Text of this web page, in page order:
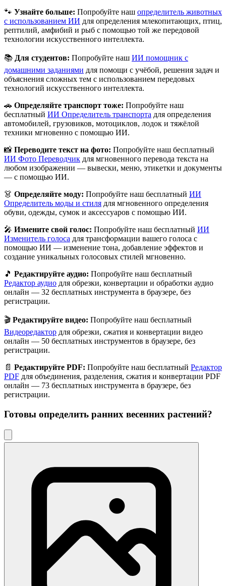
🐾 Узнайте больше: Попробуйте наш определитель животных
с использованием ИИ для определения млекопитающих, птиц,
рептилий, амфибий и рыб с помощью той же передовой
технологии искусственного интеллекта.
📚 Для студентов: Попробуйте наш ИИ помощник с
домашними заданиями для помощи с учёбой, решения задач и
объяснения сложных тем с использованием передовых
технологий искусственного интеллекта.
🚗 Определяйте транспорт тоже: Попробуйте наш
бесплатный ИИ Определитель транспорта для определения
автомобилей, грузовиков, мотоциклов, лодок и тяжёлой
техники мгновенно с помощью ИИ.
📸 Переводите текст на фото: Попробуйте наш бесплатный
ИИ Фото Переводчик для мгновенного перевода текста на
любом изображении — вывески, меню, этикетки и документы
— с помощью ИИ.
👗 Определяйте моду: Попробуйте наш бесплатный ИИ
Определитель моды и стиля для мгновенного определения
обуви, одежды, сумок и аксессуаров с помощью ИИ.
🎤 Измените свой голос: Попробуйте наш бесплатный ИИ
Изменитель голоса для трансформации вашего голоса с
помощью ИИ — изменение тона, добавление эффектов и
создание уникальных голосовых стилей мгновенно.
🎵 Редактируйте аудио: Попробуйте наш бесплатный
Редактор аудио для обрезки, конвертации и обработки аудио
онлайн — 32 бесплатных инструмента в браузере, без
регистрации.
🎬 Редактируйте видео: Попробуйте наш бесплатный
Видеоредактор для обрезки, сжатия и конвертации видео
онлайн — 50 бесплатных инструментов в браузере, без
регистрации.
📄 Редактируйте PDF: Попробуйте наш бесплатный Редактор
PDF для объединения, разделения, сжатия и конвертации PDF
онлайн — 73 бесплатных инструмента в браузере, без
регистрации.
Готовы определить ранних весенних растений?